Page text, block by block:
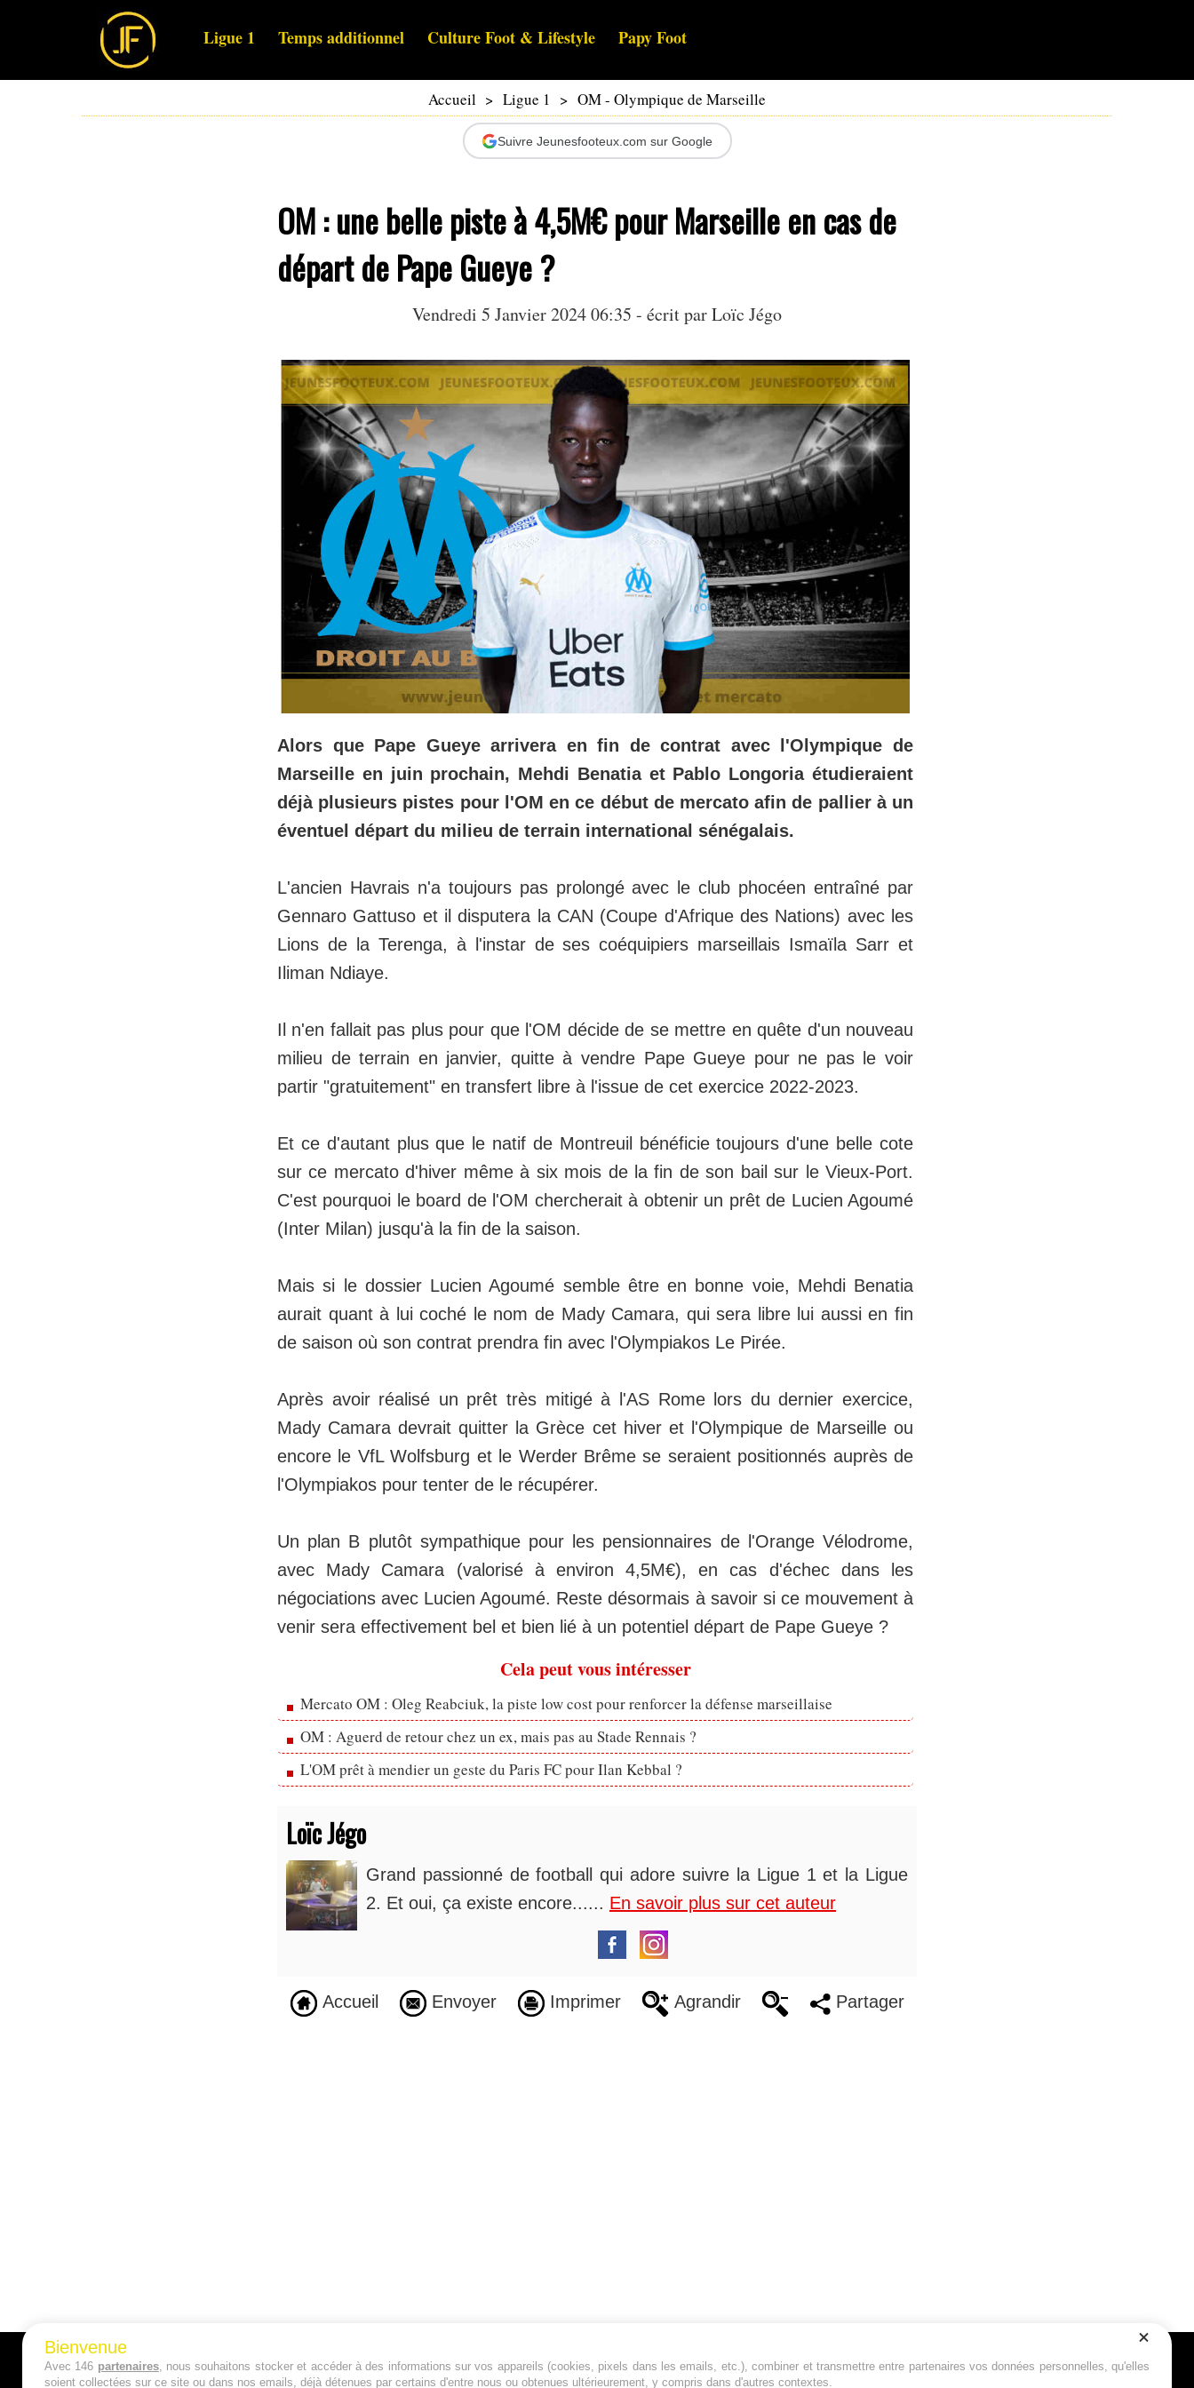
Ligue 1 Temps additionnel Culture Foot & Lifestyle Papy Foot
Accueil > Ligue 1 > OM - Olympique de Marseille
Suivre Jeunesfooteux.com sur Google
OM : une belle piste à 4,5M€ pour Marseille en cas de
départ de Pape Gueye ?
Vendredi 5 Janvier 2024 06:35 - écrit parLoïc Jégo
Alors que Pape Gueye arrivera en fin de contrat avec l'Olympique de
Marseille en juin prochain, Mehdi Benatia et Pablo Longoria étudieraient
déjà plusieurs pistes pour l'OM en ce début de mercato afin de pallier à un
éventuel départ du milieu de terrain international sénégalais.
L'ancien Havrais n'a toujours pas prolongé avec le club phocéen entraîné par
Gennaro Gattuso et il disputera la CAN (Coupe d'Afrique des Nations) avec les
Lions de la Terenga, à l'instar de ses coéquipiers marseillais Ismaïla Sarr et
Iliman Ndiaye.
Il n'en fallait pas plus pour que l'OM décide de se mettre en quête d'un nouveau
milieu de terrain en janvier, quitte à vendre Pape Gueye pour ne pas le voir
partir "gratuitement" en transfert libre à l'issue de cet exercice 2022-2023.
Et ce d'autant plus que le natif de Montreuil bénéficie toujours d'une belle cote
sur ce mercato d'hiver même à six mois de la fin de son bail sur le Vieux-Port.
C'est pourquoi le board de l'OM chercherait à obtenir un prêt de Lucien Agoumé
(Inter Milan) jusqu'à la fin de la saison.
Mais si le dossier Lucien Agoumé semble être en bonne voie, Mehdi Benatia
aurait quant à lui coché le nom de Mady Camara, qui sera libre lui aussi en fin
de saison où son contrat prendra fin avec l'Olympiakos Le Pirée.
Après avoir réalisé un prêt très mitigé à l'AS Rome lors du dernier exercice,
Mady Camara devrait quitter la Grèce cet hiver et l'Olympique de Marseille ou
encore le VfL Wolfsburg et le Werder Brême se seraient positionnés auprès de
l'Olympiakos pour tenter de le récupérer.
Un plan B plutôt sympathique pour les pensionnaires de l'Orange Vélodrome,
avec Mady Camara (valorisé à environ 4,5M€), en cas d'échec dans les
négociations avec Lucien Agoumé. Reste désormais à savoir si ce mouvement à
venir sera effectivement bel et bien lié à un potentiel départ de Pape Gueye ?
Cela peut vous intéresser
Mercato OM : Oleg Reabciuk, la piste low cost pour renforcer la défense marseillaise
OM : Aguerd de retour chez un ex, mais pas au Stade Rennais ?
L'OM prêt à mendier un geste du Paris FC pour Ilan Kebbal ?
Loïc Jégo
Grand passionné de football qui adore suivre la Ligue 1 et la Ligue
2. Et oui, ça existe encore...... En savoir plus sur cet auteur
Accueil Envoyer Imprimer Agrandir Partager
A PROPOS Jeunesfooteux est un média sportif qui traite
Bienvenue
Avec 146 partenaires, nous souhaitons stocker et accéder à des informations sur vos appareils (cookies, pixels dans les emails, etc.), combiner et transmettre entre partenaires vos données personnelles, qu'elles
soient collectées sur ce site ou dans nos emails, déjà détenues par certains d'entre nous ou obtenues ultérieurement, y compris dans d'autres contextes.